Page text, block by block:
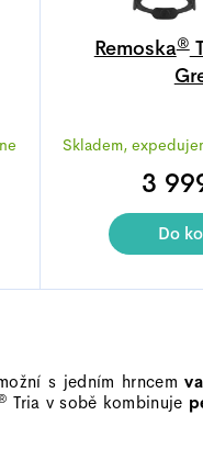
Remoska®
Skladem,
3
Do
s jedním hrncem
Tria v sobě kombinuje